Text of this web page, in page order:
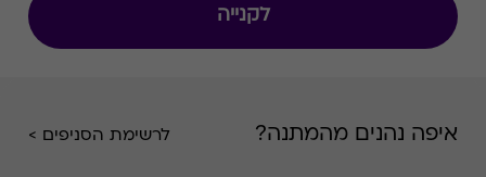
לקנייה
איפה נהנים מהמתנה? לרשימת הסניפים >